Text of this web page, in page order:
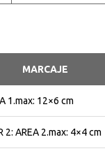
MARCAJE
1.max: 12×6 cm
2: AREA 2.max: 4×4 cm